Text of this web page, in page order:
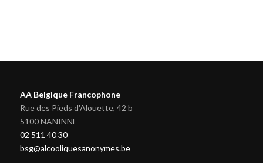
AA Belgique Francophone
Rue des Pieds d'Alouette, 42 b
5100 NANINNE
02 511 40 30
bsg@alcooliquesanonymes.be